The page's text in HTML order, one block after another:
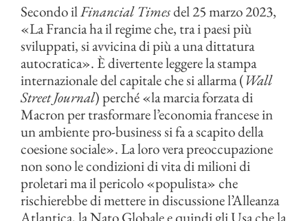
Secondo ilFinancial Timesdel 25 marzo 2023,
«La Francia ha il regime che, tra i paesi più
sviluppati, si avvicina di più a una dittatura
autocratica». È divertente leggere la stampa
internazionale del capitale che si allarma (Wall
Street Journal) perché «la marcia forzata di
Macron per trasformare l’economia francese in
un ambiente pro-business si fa a scapito della
coesione sociale». La loro vera preoccupazione
non sono le condizioni di vita di milioni di
proletari ma il pericolo «populista» che
rischierebbe di mettere in discussione l’Alleanza
Atlantica, la Nato Globale e quindi gli Usa che la